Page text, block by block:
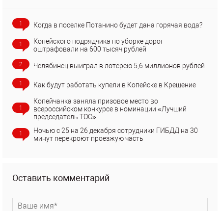
1 Когда в поселке Потанино будет дана горячая вода?
1
Копейского подрядчика по уборке дорог
оштрафовали на 600 тысяч рублей
2 Челябинец выиграл в лотерею 5,6 миллионов рублей
1 Как будут работать купели в Копейске в Крещение
1
Копейчанка заняла призовое место во
всероссийском конкурсе в номинации «Лучший
председатель ТОС»
1
Ночью с 25 на 26 декабря сотрудники ГИБДД на 30
минут перекроют проезжую часть
Оставить комментарий